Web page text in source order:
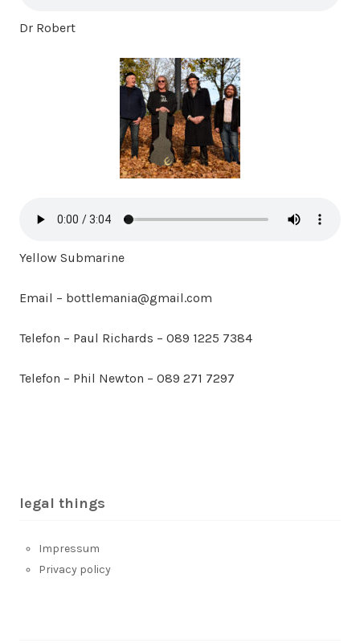
Dr Robert
Yellow Submarine
Email – bottlemania@gmail.com
Telefon – Paul Richards – 089 1225 7384
Telefon – Phil Newton – 089 271 7297
legal things
Impressum
Privacy policy